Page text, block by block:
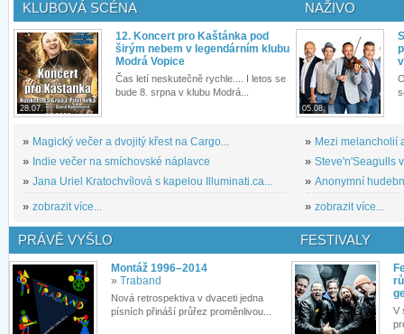
KLUBOVÁ SCÉNA
28.07.
12. Koncert pro Kaštánka pod
širým nebem v legendárním klubu
Modrá Vopice
Čas letí neskutečně rychle.... I letos se
bude 8. srpna v klubu Modrá...
» Magický večer a dvojitý křest na Cargo...
» Indie večer na smíchovské náplavce
» Jana Uriel Kratochvílová s kapelou Illuminati.ca...
» zobrazit více...
NAŽIVO
05.08.
» Mezi melancholií
» Steve'n'Seagulls
» Anonymní
» zobrazit více...
PRÁVĚ VYŠLO
Montáž 1996–2014
» Traband
Nová retrospektiva v dvaceti jedna
písních přináší průřez proměnlivou...
FESTIVALY
V